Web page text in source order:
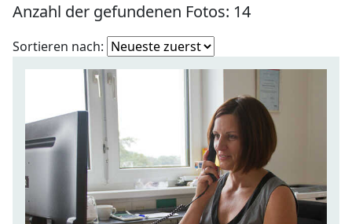
Anzahl der gefundenen Fotos: 14
Sortieren nach: